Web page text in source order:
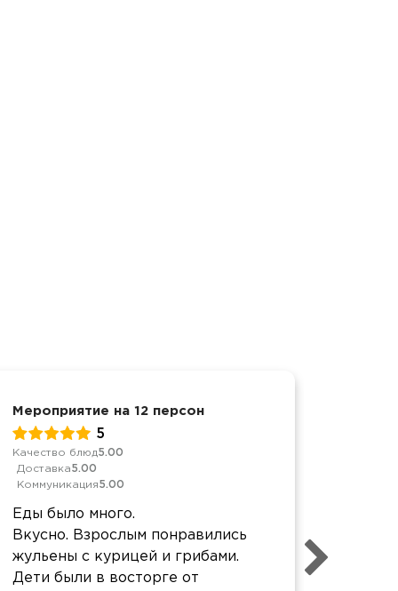
Мероприятие на 12 персон
5
Качество блюд5.00
Доставка5.00
Коммуникация5.00
Еды было много.
Вкусно. Взрослым понравились
жульены с курицей и грибами.
Дети были в восторге от